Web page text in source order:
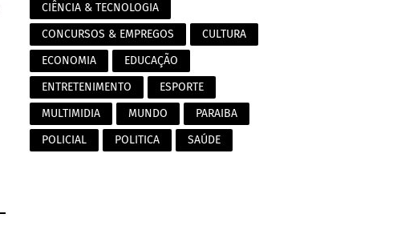
CIÊNCIA & TECNOLOGIA
CONCURSOS & EMPREGOS
CULTURA
ECONOMIA
EDUCAÇÃO
ENTRETENIMENTO
ESPORTE
MULTIMIDIA
MUNDO
PARAIBA
POLICIAL
POLITICA SAÚDE